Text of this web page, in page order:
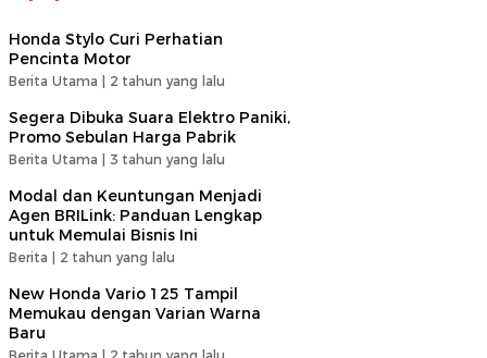
Honda Stylo Curi Perhatian
Pencinta Motor
Berita Utama | 2 tahun yang lalu
Segera Dibuka Suara Elektro Paniki,
Promo Sebulan Harga Pabrik
Berita Utama | 3 tahun yang lalu
Modal dan Keuntungan Menjadi
Agen BRILink: Panduan Lengkap
untuk Memulai Bisnis Ini
Berita | 2 tahun yang lalu
New Honda Vario 125 Tampil
Memukau dengan Varian Warna
Baru